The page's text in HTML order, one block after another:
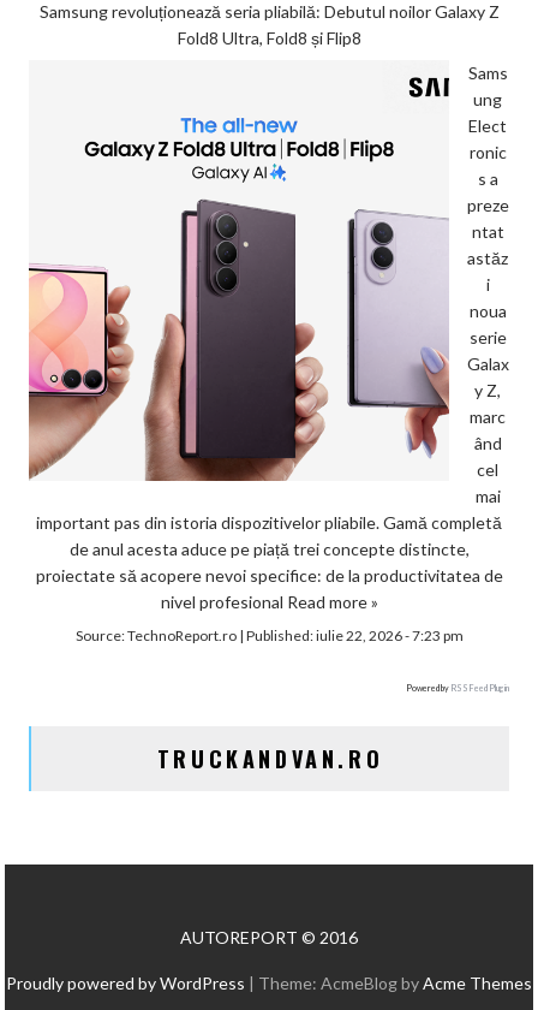
Samsung revoluționează seria pliabilă: Debutul noilor Galaxy Z
Fold8 Ultra, Fold8 și Flip8
Sams
ung
Elect
ronic
s a
preze
ntat
astăz
i
noua
serie
Galax
y Z,
marc
ând
cel
mai
important pas din istoria dispozitivelor pliabile. Gamă completă
de anul acesta aduce pe piață trei concepte distincte,
proiectate să acopere nevoi specifice: de la productivitatea de
nivel profesional Read more »
Source:TechnoReport.ro| Published:iulie 22, 2026 - 7:23 pm
Powered by RSS Feed Plugin
TRUCKANDVAN.RO
AUTOREPORT © 2016
Proudly powered by WordPress | Theme: AcmeBlog byAcme Themes